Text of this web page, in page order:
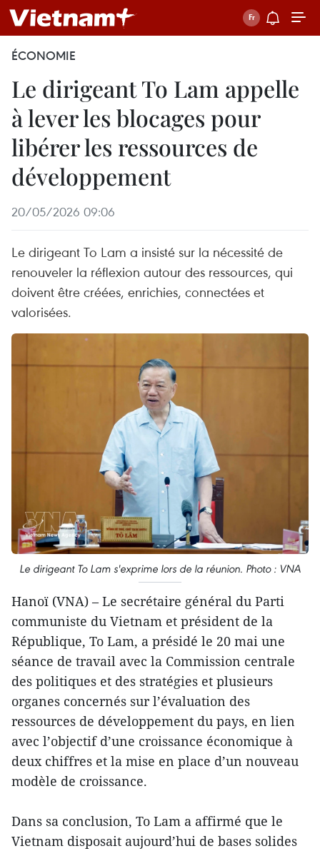
ÉCONOMIE
Le dirigeant To Lam appelle
à lever les blocages pour
libérer les ressources de
développement
20/05/2026 09:06
Le dirigeant To Lam a insisté sur la nécessité de
renouveler la réflexion autour des ressources, qui
doivent être créées, enrichies, connectées et
valorisées.
Le dirigeant To Lam s'exprime lors de la réunion. Photo : VNA
Hanoï (VNA) – Le secrétaire général du Parti
communiste du Vietnam et président de la
République, To Lam, a présidé le 20 mai une
séance de travail avec la Commission centrale
des politiques et des stratégies et plusieurs
organes concernés sur l’évaluation des
ressources de développement du pays, en lien
avec l’objectif d’une croissance économique à
deux chiffres et la mise en place d’un nouveau
modèle de croissance.
Dans sa conclusion, To Lam a affirmé que le
Vietnam disposait aujourd’hui de bases solides